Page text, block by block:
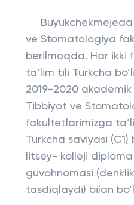
Buyukchekmejeda
ve Stomatologiya
berilmoqda. Har ikki
ta’lim tili Turkcha
2019-2020 akademik
Tibbiyot ve
fakultetlarimizga
Turkcha saviyasi
litsey- kolleji
guvohnomasi
tasdiqlaydi) bilan